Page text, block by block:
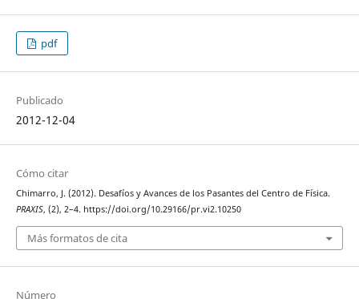
pdf
Publicado
2012-12-04
Cómo citar
Chimarro, J. (2012). Desafíos y Avances de los Pasantes del Centro de Física.
PRAXIS, (2), 2–4. https://doi.org/10.29166/pr.vi2.10250
Más formatos de cita
Número